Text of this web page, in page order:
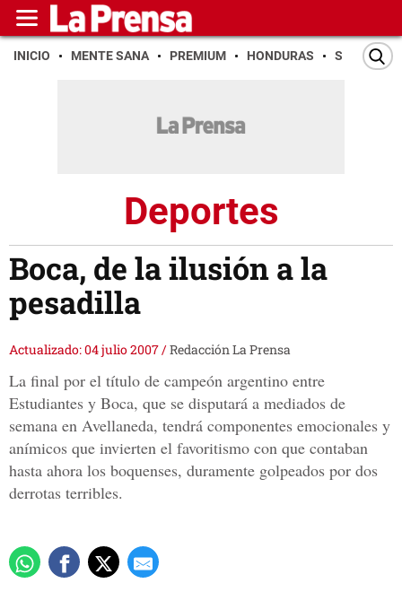
INICIO MENTE SANA PREMIUM HONDURAS SAN PEDRO
Deportes
Boca, de la ilusión a la
pesadilla
Actualizado: 04 julio 2007/Redacción La Prensa
La final por el título de campeón argentino entre
Estudiantes y Boca, que se disputará a mediados de
semana en Avellaneda, tendrá componentes emocionales y
anímicos que invierten el favoritismo con que contaban
hasta ahora los boquenses, duramente golpeados por dos
derrotas terribles.